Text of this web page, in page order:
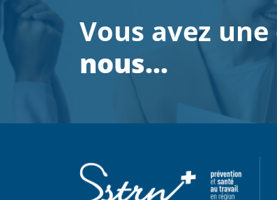
Vous avez
nous…